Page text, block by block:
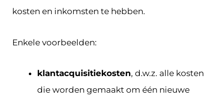
kosten en inkomsten te hebben.
Enkele voorbeelden:
klantacquisitiekosten, d.w.z. alle kosten
die worden gemaakt om één nieuwe